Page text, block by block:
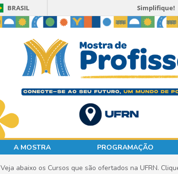
BRASIL Simplifique!
A MOSTRA PROGRAMAÇÃO
Veja abaixo os Cursos que são ofertados na UFRN.